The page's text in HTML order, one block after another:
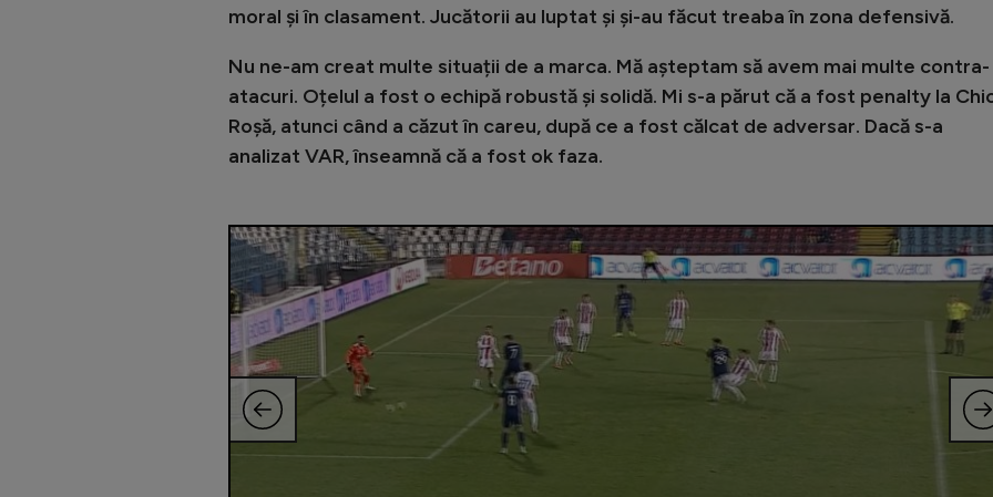
moral și în clasament. Jucătorii au luptat și și-au făcut treaba în zona defensivă.
Nu ne-am creat multe situații de a marca. Mă așteptam să avem mai multe contra-
atacuri. Oțelul a fost o echipă robustă și solidă. Mi s-a părut că a fost penalty la
Roșă, atunci când a căzut în careu, după ce a fost călcat de adversar. Dacă s-a
analizat VAR, înseamnă că a fost ok faza.